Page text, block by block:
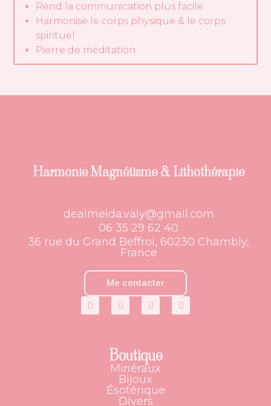
Rend la communication plus facile
Harmonise le corps physique & le corps
spirituel
Pierre de méditation
Harmonie Magnétisme & Lithothérapie
dealmeida.valy@gmail.com
06 35 29 62 40
36 rue du Grand Beffroi, 60230 Chambly,
France
Me contacter
Boutique
Minéraux
Bijoux
Ésotérique
Divers